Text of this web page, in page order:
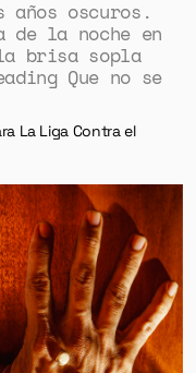
oscuros.
de la noche en
brisa sopla
Que no se
La Liga Contra el